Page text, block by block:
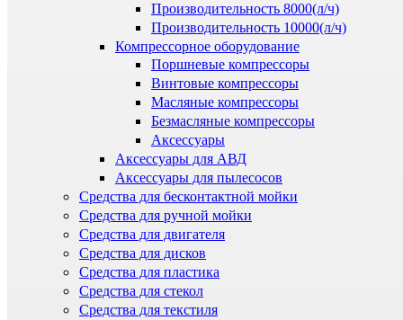
Производительность 8000(л/ч)
Производительность 10000(л/ч)
Компрессорное оборудование
Поршневые компрессоры
Винтовые компрессоры
Масляные компрессоры
Безмасляные компрессоры
Аксессуары
Аксессуары для АВД
Аксессуары для пылесосов
Средства для бесконтактной мойки
Средства для ручной мойки
Средства для двигателя
Средства для дисков
Средства для пластика
Средства для стекол
Средства для текстиля